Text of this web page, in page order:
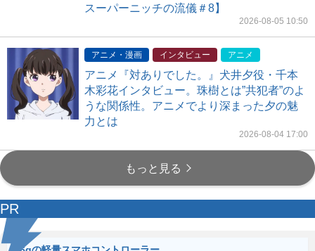
スーパーニッチの流儀＃8】
2026-08-05 10:50
アニメ・漫画 インタビュー アニメ
アニメ『対ありでした。』犬井夕役・千本
木彩花インタビュー。珠樹とは”共犯者”のよ
うな関係性。アニメでより深まった夕の魅
力とは
2026-08-04 17:00
もっと見る
PR